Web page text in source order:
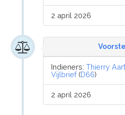
2 april 2026
Indieners:Thierry
Vijlbrief(D66)
2 april 2026